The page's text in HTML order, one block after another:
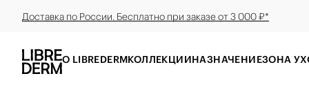
Доставка по России. Бесплатно при заказе от 3 000 ₽*
О LIBREDERMКОЛЛЕКЦИИНАЗНАЧЕНИЕЗОНА